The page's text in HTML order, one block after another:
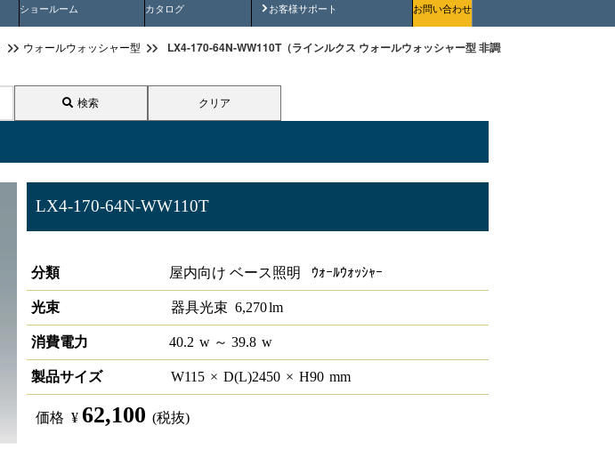
ショールーム カタログ お客様サポート
安全にご使用いただくためにお問い合わせ
ウォールウォッシャー型 LX4-170-64N-WW110T（ラインルクス ウォールウォッシャー型 非調光 110形）
検索 クリア
LX4-170-64N-WW110T
分類
屋内向け ベース照明 ｳｫｰﾙｳｫｯｼｬｰ
光束 器具光束 6,270lm
消費電力 40.2 w ～ 39.8 w
製品サイズ W115 × D(L)2450 × H90 mm
価格 ¥ 62,100 (税抜)